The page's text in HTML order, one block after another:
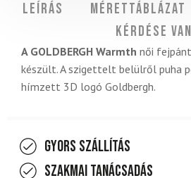
Leírás Mérettáblázat
Kérdése
A GOLDBERGH Warmth női
készült. A szigettelt belülről puha
hímzett 3D logó Goldbergh.
Gyors szállítás
Szakmai tanácsadás